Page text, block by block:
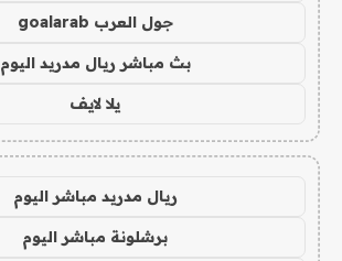
جول العرب goalarab
بث مباشر ريال مدريد اليوم
يلا لايف
ريال مدريد مباشر اليوم
برشلونة مباشر اليوم